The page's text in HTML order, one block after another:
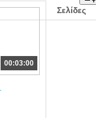
00:03:00
Σελίδες